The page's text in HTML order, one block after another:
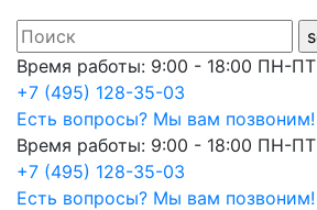
Время работы: 9:00 - 18:00 ПН-ПТ
+7 (495) 128-35-03
Есть вопросы? Мы вам позвоним!
Время работы: 9:00 - 18:00 ПН-ПТ
+7 (495) 128-35-03
Есть вопросы? Мы вам позвоним!